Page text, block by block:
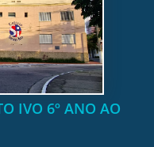
IVO 6º ANO AO